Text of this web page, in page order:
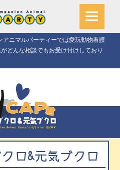
ニマルパーティーでは愛玩動物看護
どんな相談でもお受け付けしており
ロ&元気ブクロ